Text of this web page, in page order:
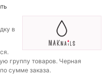
в
группу товаров. Черная
сумме заказа.